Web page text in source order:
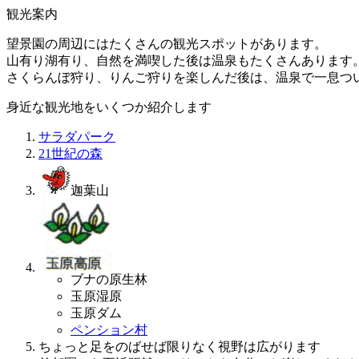
観光案内
望景園の周辺にはたくさんの観光スポットがあります。
山有り湖有り、自然を満喫した後は温泉もたくさんあります。
さくらんぼ狩り、りんご狩りを楽しんだ後は、温泉で一息つ
身近な観光地をいくつか紹介します
サラダパーク
21世紀の森
迦葉山
ブナの原生林
玉原湿原
玉原ダム
ペンション村
ちょっと足をのばせば限りなく視野は広がります